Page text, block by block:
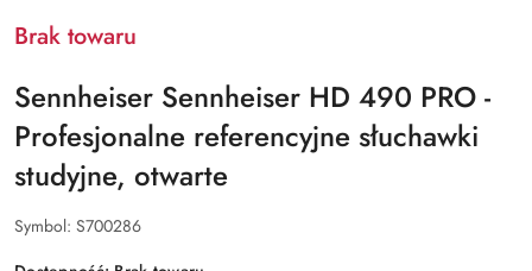
Brak towaru
Sennheiser Sennheiser HD 490 PRO -
Profesjonalne referencyjne słuchawki
studyjne, otwarte
Symbol: S700286